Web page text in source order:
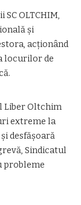
OLTCHIM,
și
acționând
locurilor de
Liber Oltchim
extreme la
desfășoară
Sindicatul
probleme